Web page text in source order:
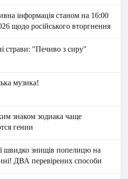
інформація станом на 16:00
щодо російського вторгнення
страви: "Печиво з сиру"
музика!
знаком зодиака чаще
гении
швидко знищів попелицю на
ДВА перевірених способи